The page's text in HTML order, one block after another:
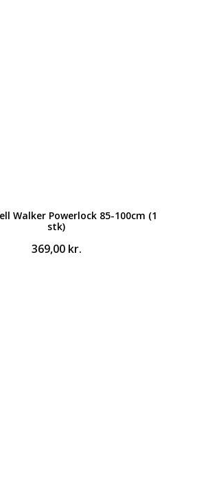
Walker Powerlock 85-100cm (1
stk)
369,00 kr.